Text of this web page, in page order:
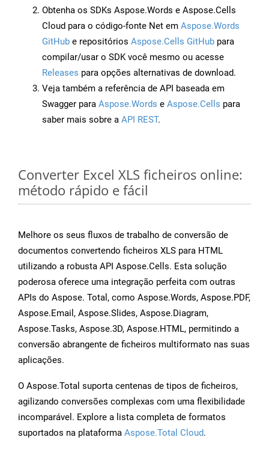
Obtenha os SDKs Aspose.Words e Aspose.Cells
Cloud para o código-fonte Net em Aspose.Words
GitHub e repositórios Aspose.Cells GitHub para
compilar/usar o SDK você mesmo ou acesse
Releases para opções alternativas de download.
Veja também a referência de API baseada em
Swagger para Aspose.Words e Aspose.Cells para
saber mais sobre a API REST.
Converter Excel XLS ficheiros online:
método rápido e fácil
Melhore os seus fluxos de trabalho de conversão de
documentos convertendo ficheiros XLS para HTML
utilizando a robusta API Aspose.Cells. Esta solução
poderosa oferece uma integração perfeita com outras
APIs do Aspose. Total, como Aspose.Words, Aspose.PDF,
Aspose.Email, Aspose.Slides, Aspose.Diagram,
Aspose.Tasks, Aspose.3D, Aspose.HTML, permitindo a
conversão abrangente de ficheiros multiformato nas suas
aplicações.
O Aspose.Total suporta centenas de tipos de ficheiros,
agilizando conversões complexas com uma flexibilidade
incomparável. Explore a lista completa de formatos
suportados na plataforma Aspose.Total Cloud.